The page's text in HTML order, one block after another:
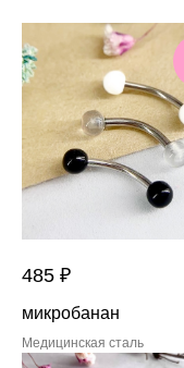
485 ₽
микробанан
Медицинская сталь